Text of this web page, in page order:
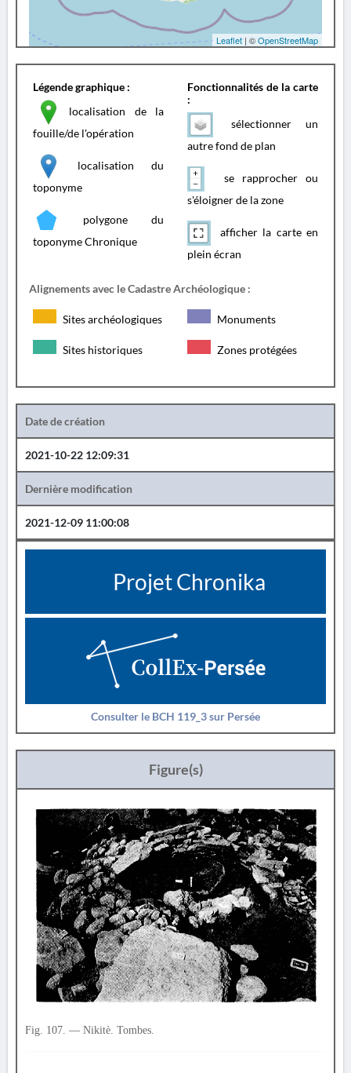
Leaflet | ©OpenStreetMap
Légende graphique :
localisation de la
fouille/de l'opération
localisation du
toponyme
polygone du
toponyme Chronique
Fonctionnalités de la carte
:
sélectionner un
autre fond de plan
se rapprocher ou
s'éloigner de la zone
afficher la carte en
plein écran
Alignements avec le Cadastre Archéologique :
Sites archéologiques Monuments
Sites historiques Zones protégées
Date de création
2021-10-22 12:09:31
Dernière modification
2021-12-09 11:00:08
Projet Chronika
Consulter le BCH 119_3 sur Persée
Figure(s)
Fig. 107. — Nikitè. Tombes.